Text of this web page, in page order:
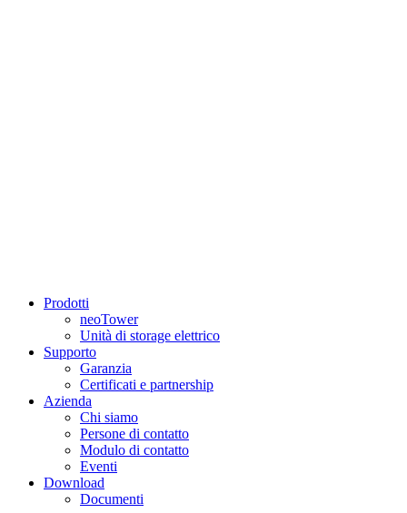
Prodotti
neoTower
Unità di storage elettrico
Supporto
Garanzia
Certificati e partnership
Azienda
Chi siamo
Persone di contatto
Modulo di contatto
Eventi
Download
Documenti